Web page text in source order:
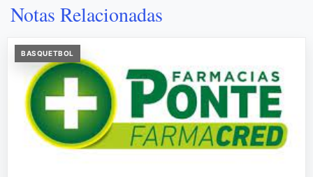
Notas Relacionadas
BASQUETBOL